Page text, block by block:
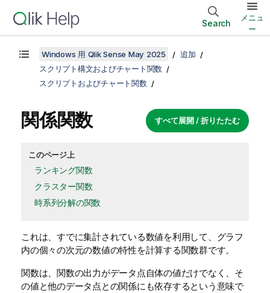
Search
メニュ
ー
Windows 用 Qlik Sense May 2025
追加
スクリプト構文およびチャート関数
スクリプトおよびチャート関数
すべて展開 / 折りたたむ
関係関数
このページ上
ランキング関数
クラスター関数
時系列分解の関数
これは、すでに集計されている数値を利用して、グラフ
内の個々の次元の数値の特性を計算する関数群です。
関数は、関数の出力がデータ点自体の値だけでなく、そ
の値と他のデータ点との関係にも依存するという意味で